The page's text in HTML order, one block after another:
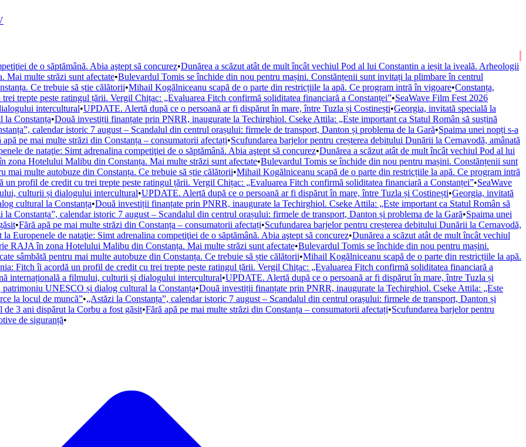
de o săptămână. Abia aştept să concurez•Dunărea a scăzut atât de mult încât vechiul Pod al lui Constantin a ieșit la iveală. Arheologii
multe străzi sunt afectate•Bulevardul Tomis se închide din nou pentru mașini. Constănțenii sunt invitați la plimbare în centrul
Ce trebuie să știe călătorii•Mihail Kogălniceanu scapă de o parte din restricțiile la apă. Ce program intră în vigoare•Constanța,
trepte peste ratingul țării. Vergil Chițac: „Evaluarea Fitch confirmă soliditatea financiară a Constanței”•SeaWave Film Fest 2026
intercultural•UPDATE. Alertă după ce o persoană ar fi dispărut în mare, între Tuzla și Costinești•Georgia, invitată specială la
la Constanța•Două investiții finanțate prin PNRR, inaugurate la Techirghiol. Cseke Attila: „Este important ca Statul Român să susțină
calendar istoric 7 august – Scandalul din centrul orașului: firmele de transport, Danton și problema de la Gară•Spaima unei nopți s-a
apă pe mai multe străzi din Constanța – consumatorii afectați•Scufundarea barjelor pentru creșterea debitului Dunării la Cernavodă, amânată
de nataţie: Simt adrenalina competiţiei de o săptămână. Abia aştept să concurez•Dunărea a scăzut atât de mult încât vechiul Pod al lui
zona Hotelului Malibu din Constanța. Mai multe străzi sunt afectate•Bulevardul Tomis se închide din nou pentru mașini. Constănțenii sunt
mai multe autobuze din Constanța. Ce trebuie să știe călătorii•Mihail Kogălniceanu scapă de o parte din restricțiile la apă. Ce program intră
un profil de credit cu trei trepte peste ratingul țării. Vergil Chițac: „Evaluarea Fitch confirmă soliditatea financiară a Constanței”•SeaWave
culturii și dialogului intercultural•UPDATE. Alertă după ce o persoană ar fi dispărut în mare, între Tuzla și Costinești•Georgia, invitată
cultural la Constanța•Două investiții finanțate prin PNRR, inaugurate la Techirghiol. Cseke Attila: „Este important ca Statul Român să
la Constanța”, calendar istoric 7 august – Scandalul din centrul orașului: firmele de transport, Danton și problema de la Gară•Spaima unei
•Fără apă pe mai multe străzi din Constanța – consumatorii afectați•Scufundarea barjelor pentru creșterea debitului Dunării la Cernavodă,
Europenele de nataţie: Simt adrenalina competiţiei de o săptămână. Abia aştept să concurez•Dunărea a scăzut atât de mult încât vechiul
RAJA în zona Hotelului Malibu din Constanța. Mai multe străzi sunt afectate•Bulevardul Tomis se închide din nou pentru mașini.
sâmbătă pentru mai multe autobuze din Constanța. Ce trebuie să știe călătorii•Mihail Kogălniceanu scapă de o parte din restricțiile la apă.
Fitch îi acordă un profil de credit cu trei trepte peste ratingul țării. Vergil Chițac: „Evaluarea Fitch confirmă soliditatea financiară a
internațională a filmului, culturii și dialogului intercultural•UPDATE. Alertă după ce o persoană ar fi dispărut în mare, între Tuzla și
UNESCO și dialog cultural la Constanța•Două investiții finanțate prin PNRR, inaugurate la Techirghiol. Cseke Attila: „Este
la locul de muncă”•„Astăzi la Constanța”, calendar istoric 7 august – Scandalul din centrul orașului: firmele de transport, Danton și
3 ani dispărut la Corbu a fost găsit•Fără apă pe mai multe străzi din Constanța – consumatorii afectați•Scufundarea barjelor pentru
de siguranță•